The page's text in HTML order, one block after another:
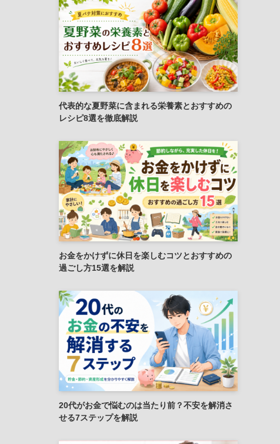
代表的な夏野菜に含まれる栄養素とおすすめの
レシピ8選を徹底解説
お金をかけずに休日を楽しむコツとおすすめの
過ごし方15選を解説
20代がお金で悩むのは当たり前？不安を解消さ
せる7ステップを解説